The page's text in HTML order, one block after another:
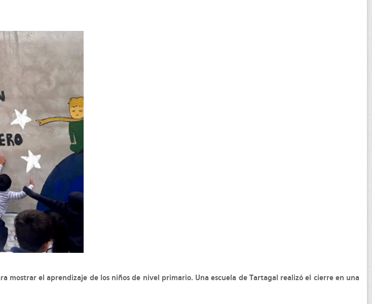
mostrar el aprendizaje de los niños de nivel primario. Una escuela de Tartagal realizó el cierre en una